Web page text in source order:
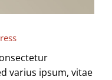
varius ipsum, vitae